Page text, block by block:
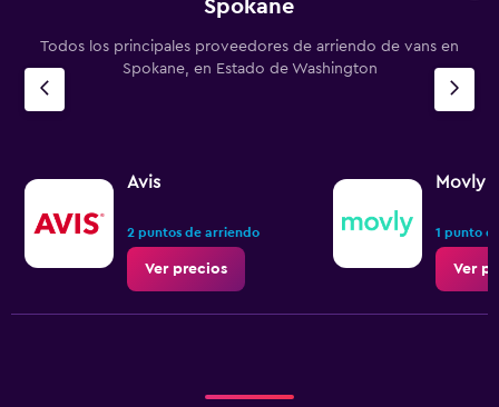
Spokane
Todos los principales proveedores de arriendo de vans en
Spokane, en Estado de Washington
Avis
2 puntos de arriendo
Ver precios
Movly
1 punto
Ver